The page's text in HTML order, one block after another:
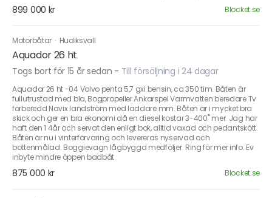
899 000 kr Blocket.se
Motorbåtar · Hudiksvall
Aquador 26 ht
Togs bort för 15 år sedan - Till försäljning i 24 dagar
Aquador 26 ht -04 Volvo penta 5,7 gxi bensin, ca 350 tim. Båten är
fullutrustad med bla, Bogpropeller Ankarspel Varmvatten beredare Tv
förberedd Navix landström med laddare mm. Båten är i mycket bra
skick och ger en bra ekonomi då en diesel kostar 3-400" mer. Jag har
haft den 1 4år och servat den enligt bok, alltid vaxad och pedantskött.
Båten är nu i vinterförvaring och levereras nyservad och
bottenmålad. Boggievagn lågbyggd medföljer. Ring för mer info. Ev
inbyte mindre öppen badbåt
875 000 kr Blocket.se